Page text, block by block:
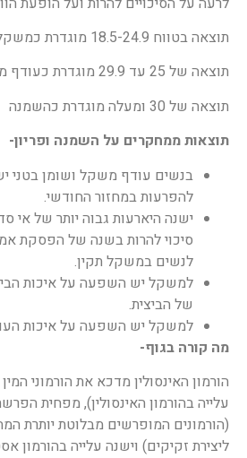
תוצאה בטווח 18.5-24.9 מוגדרת כמשקל תקין
תוצאה של 25 עד 29.9 מוגדרת כעודף משקל
תוצאה של 30 ומעלה מוגדרת כהשמנה
תוצאות ממחקרים על השמנה ופריון-
בנשים עודף משקל ושומן בטני
להפרעות במחזור החודשי.
ישנה היארעות גבוה יותר של אי
סיכוי להרות בשנה של הפסקת
לנשים במשקל תקין.
למשקל יש השפעה על איכות
של הביצית.
למשקל יש השפעה על איכות
מה קורה בגוף-
הורמון האינסולין מדכא את הורמוני
עלייה בהורמון האינסולין), מפחית
(הורמונים המופרשים מבלוטת יותרת
ליצירת זקיקים) וישנה עלייה בהורמון